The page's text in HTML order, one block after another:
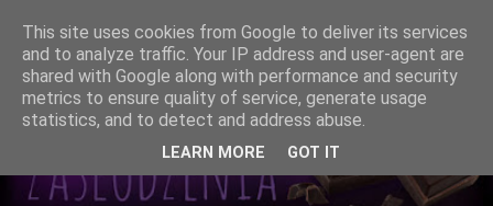
This site uses cookies from Google to deliver its services
and to analyze traffic. Your IP address and user-agent are
shared with Google along with performance and security
metrics to ensure quality of service, generate usage
statistics, and to detect and address abuse.
LEARN MORE GOT IT